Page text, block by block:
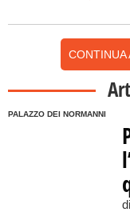
CONTINUA
PALAZZO DEI NORMANNI
di